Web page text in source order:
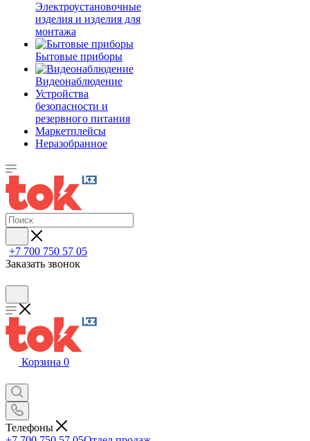
Электроустановочные
изделия и изделия для
монтажа
Бытовые приборы
Видеонаблюдение
Устройства
безопасности и
резервного питания
Маркетплейсы
Неразобранное
+7 700 750 57 05
Заказать звонок
Корзина 0
Телефоны